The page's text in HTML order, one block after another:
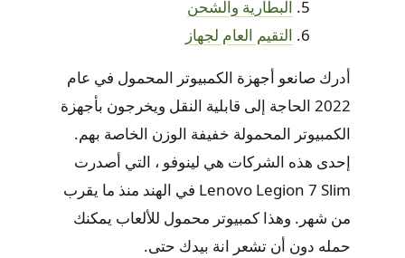
البطارية والشحن
التقيم العام لجهاز
أدرك صانعو أجهزة الكمبيوتر المحمول في عام
2022 الحاجة إلى قابلية النقل ويخرجون بأجهزة
الكمبيوتر المحمولة خفيفة الوزن الخاصة بهم.
إحدى هذه الشركات هي لينوفو ، التي أصدرت
Lenovo Legion 7 Slim في الهند منذ ما يقرب
من شهر. وهذا كمبيوتر محمول للألعاب يمكنك
حمله دون أن تشعر انة بيدك حتى.